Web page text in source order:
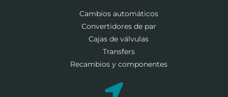
Cambios automáticos
Convertidores de par
Cajas de válvulas
Transfers
Recambios y componentes